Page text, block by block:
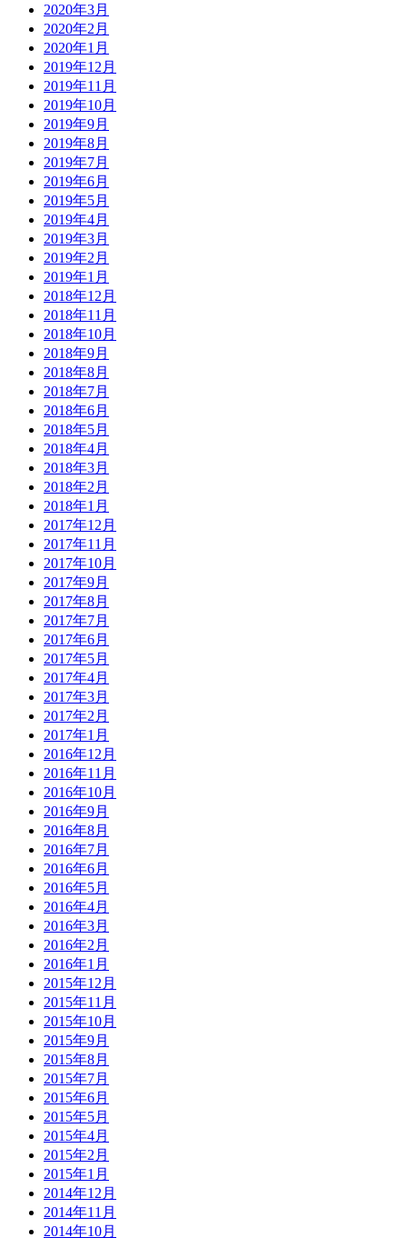
2020年3月
2020年2月
2020年1月
2019年12月
2019年11月
2019年10月
2019年9月
2019年8月
2019年7月
2019年6月
2019年5月
2019年4月
2019年3月
2019年2月
2019年1月
2018年12月
2018年11月
2018年10月
2018年9月
2018年8月
2018年7月
2018年6月
2018年5月
2018年4月
2018年3月
2018年2月
2018年1月
2017年12月
2017年11月
2017年10月
2017年9月
2017年8月
2017年7月
2017年6月
2017年5月
2017年4月
2017年3月
2017年2月
2017年1月
2016年12月
2016年11月
2016年10月
2016年9月
2016年8月
2016年7月
2016年6月
2016年5月
2016年4月
2016年3月
2016年2月
2016年1月
2015年12月
2015年11月
2015年10月
2015年9月
2015年8月
2015年7月
2015年6月
2015年5月
2015年4月
2015年2月
2015年1月
2014年12月
2014年11月
2014年10月